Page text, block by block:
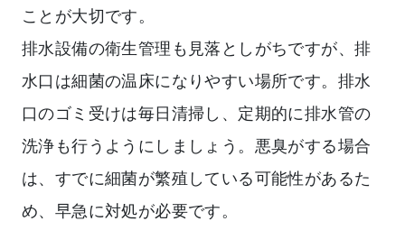
ことが大切です。
排水設備の衛生管理も見落としがちですが、排
水口は細菌の温床になりやすい場所です。排水
口のゴミ受けは毎日清掃し、定期的に排水管の
洗浄も行うようにしましょう。悪臭がする場合
は、すでに細菌が繁殖している可能性があるた
め、早急に対処が必要です。